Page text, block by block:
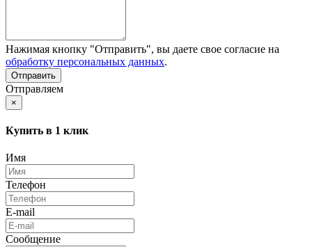
Нажимая кнопку "Отправить", вы даете свое согласие на
обработку персональных данных.
Отправляем
×
Купить в 1 клик
Имя
Телефон
E-mail
Сообщение